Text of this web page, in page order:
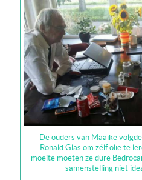
De ouders van Maaike
Ronald Glas om zélf olie te
moeite moeten ze dure
samenstelling niet